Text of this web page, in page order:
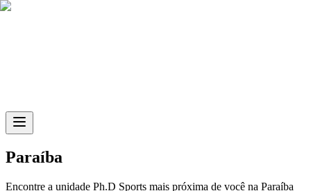
Paraíba
Encontre a unidade Ph.D Sports mais próxima de você na Paraíba